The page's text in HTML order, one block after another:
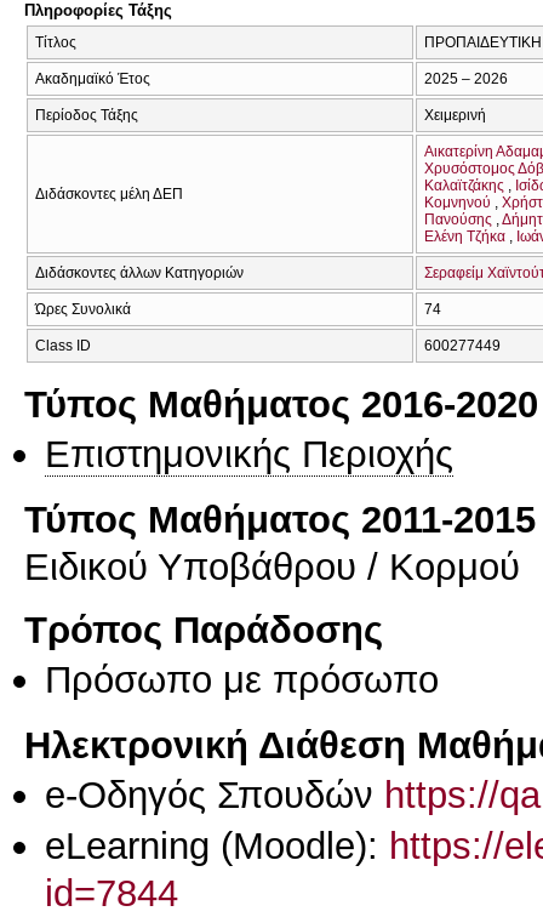
Πληροφορίες Τάξης
Τίτλος
Ακαδημαϊκό Έτος 2025 – 2026
Περίοδος Τάξης Χειμερινή
Διδάσκοντες μέλη ΔΕΠ
Αικατερίνη
Χρυσόστομος
Καλαϊτζάκης
Κομνηνού
Πανούσης
Ελένη Τζήκα
Διδάσκοντες άλλων Κατηγοριών Σεραφείμ
Ώρες Συνολικά 74
Class ID 600277449
Τύπος Μαθήματος 2016-2020
Επιστημονικής Περιοχής
Τύπος Μαθήματος 2011-2015
Ειδικού Υποβάθρου / Κορμού
Τρόπος Παράδοσης
Πρόσωπο με πρόσωπο
Ηλεκτρονική Διάθεση
e-Οδηγός Σπουδών https://
eLearning (Moodle): https://
id=7844